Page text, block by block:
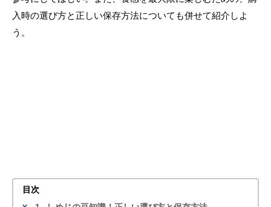
入時の選び方と正しい保存方法についても併せて紹介しよ
う。
目次